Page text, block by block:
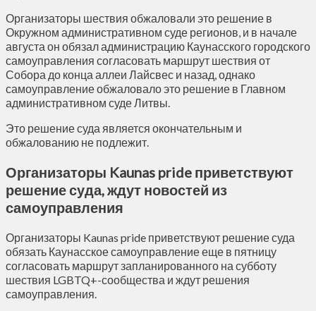
Организаторы шествия обжаловали это решение в
Окружном административном суде регионов, и в начале
августа он обязал администрацию Каунасского городского
самоуправления согласовать маршрут шествия от
Собора до конца аллеи Лайсвес и назад, однако
самоуправление обжаловало это решение в Главном
административном суде Литвы.
Это решение суда является окончательным и
обжалованию не подлежит.
Организаторы Kaunas pride приветствуют
решение суда, ждут новостей из
самоуправления
Организаторы Kaunas pride приветствуют решение суда
обязать Каунасское самоуправление еще в пятницу
согласовать маршрут запланированного на субботу
шествия LGBTQ+-сообщества и ждут решения
самоуправления.